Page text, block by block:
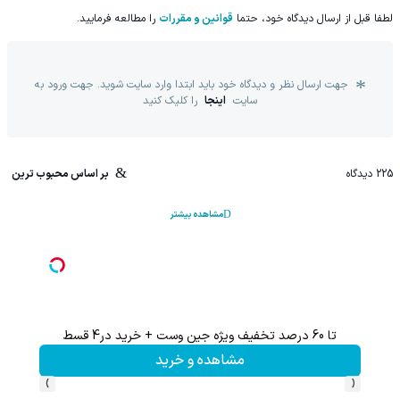
لطفا قبل از ارسال دیدگاه خود، حتما قوانین و مقررات را مطالعه فرمایید.
جهت ارسال نظر و دیدگاه خود باید ابتدا وارد سایت شوید. جهت ورود به
سایت اینجا را کلیک کنید
225 دیدگاه بر اساس محبوب ترین
مشاهده بیشتر
تا 60 درصد تخفیف ویژه جین وست + خرید در4 قسط
مشاهده و خرید
‹
›